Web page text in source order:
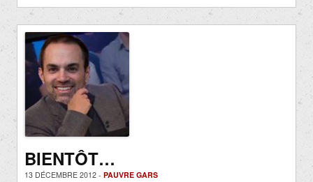
BIENTÔT…
13 DÉCEMBRE 2012 - PAUVRE GARS